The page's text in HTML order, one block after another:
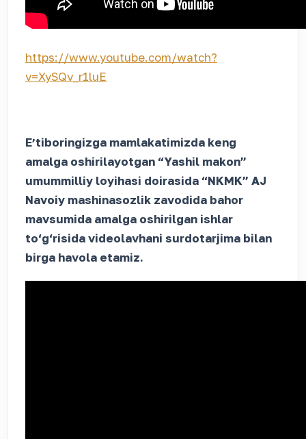
https://www.youtube.com/watch?
v=XySQv_r1luE
Eʼtiboringizga mamlakatimizda keng
amalga oshirilayotgan “Yashil makon”
umummilliy loyihasi doirasida “NKMK” AJ
Navoiy mashinasozlik zavodida bahor
mavsumida amalga oshirilgan ishlar
to‘g‘risida videolavhani surdotarjima bilan
birga havola etamiz.